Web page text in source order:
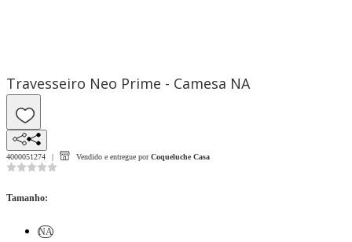
Travesseiro Neo Prime - Camesa NA
4000051274 Vendido e entregue por Coqueluche Casa
Tamanho:
NA